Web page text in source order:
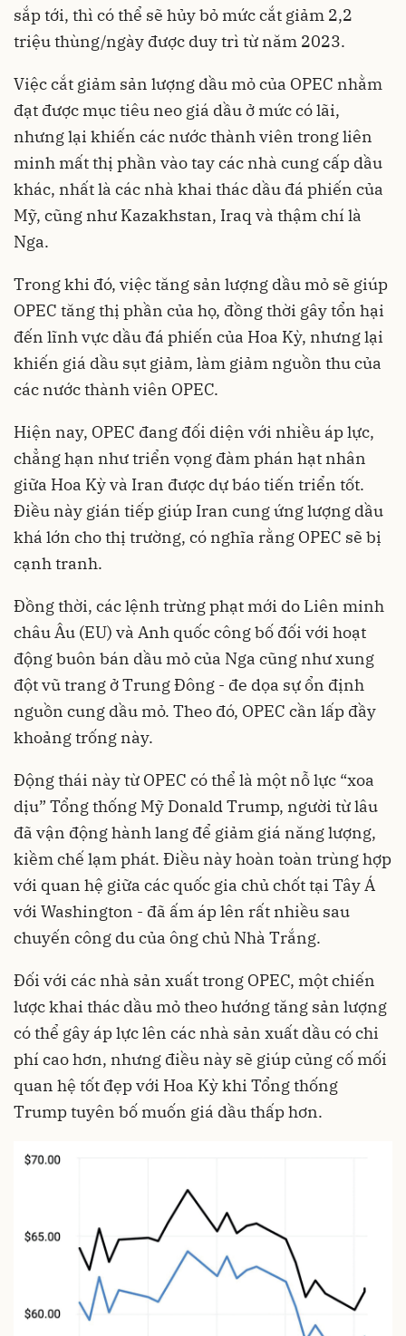
sắp tới, thì có thể sẽ hủy bỏ mức cắt giảm 2,2
triệu thùng/ngày được duy trì từ năm 2023.
Việc cắt giảm sản lượng dầu mỏ của OPEC nhằm
đạt được mục tiêu neo giá dầu ở mức có lãi,
nhưng lại khiến các nước thành viên trong liên
minh mất thị phần vào tay các nhà cung cấp dầu
khác, nhất là các nhà khai thác dầu đá phiến của
Mỹ, cũng như Kazakhstan, Iraq và thậm chí là
Nga.
Trong khi đó, việc tăng sản lượng dầu mỏ sẽ giúp
OPEC tăng thị phần của họ, đồng thời gây tổn hại
đến lĩnh vực dầu đá phiến của Hoa Kỳ, nhưng lại
khiến giá dầu sụt giảm, làm giảm nguồn thu của
các nước thành viên OPEC.
Hiện nay, OPEC đang đối diện với nhiều áp lực,
chẳng hạn như triển vọng đàm phán hạt nhân
giữa Hoa Kỳ và Iran được dự báo tiến triển tốt.
Điều này gián tiếp giúp Iran cung ứng lượng dầu
khá lớn cho thị trường, có nghĩa rằng OPEC sẽ bị
cạnh tranh.
Đồng thời, các lệnh trừng phạt mới do Liên minh
châu Âu (EU) và Anh quốc công bố đối với hoạt
động buôn bán dầu mỏ của Nga cũng như xung
đột vũ trang ở Trung Đông - đe dọa sự ổn định
nguồn cung dầu mỏ. Theo đó, OPEC cần lấp đầy
khoảng trống này.
Động thái này từ OPEC có thể là một nỗ lực “xoa
dịu” Tổng thống Mỹ Donald Trump, người từ lâu
đã vận động hành lang để giảm giá năng lượng,
kiềm chế lạm phát. Điều này hoàn toàn trùng hợp
với quan hệ giữa các quốc gia chủ chốt tại Tây Á
với Washington - đã ấm áp lên rất nhiều sau
chuyến công du của ông chủ Nhà Trắng.
Đối với các nhà sản xuất trong OPEC, một chiến
lược khai thác dầu mỏ theo hướng tăng sản lượng
có thể gây áp lực lên các nhà sản xuất dầu có chi
phí cao hơn, nhưng điều này sẽ giúp củng cố mối
quan hệ tốt đẹp với Hoa Kỳ khi Tổng thống
Trump tuyên bố muốn giá dầu thấp hơn.